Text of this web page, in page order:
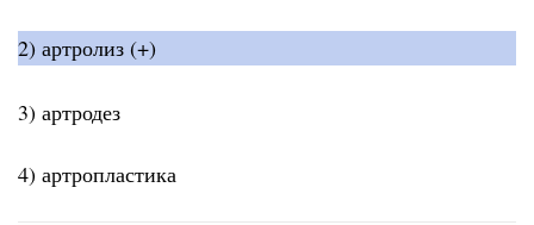
2) артролиз (+)
3) артродез
4) артропластика